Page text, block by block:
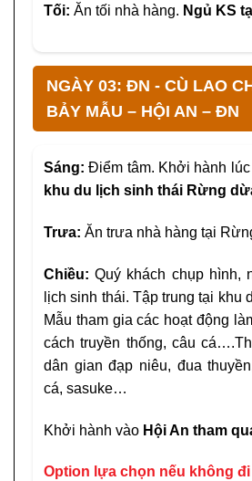
Tối: Ăn tối nhà hàng. Ngủ KS
NGÀY 03: ĐN - CÙ LAO
BẢY MẪU – HỘI AN – ĐN
Sáng: Điểm tâm. Khởi hành
khu du lịch sinh thái Rừng
Trưa: Ăn trưa nhà hàng tại
Chiều: Quý khách chụp hình,
lịch sinh thái. Tập trung tại khu
Mẫu tham gia các hoạt động
cách truyền thống, câu
dân gian đạp niêu, đua
cá, sasuke…
Khởi hành vào Hội An tham
Option lựa chọn nếu không